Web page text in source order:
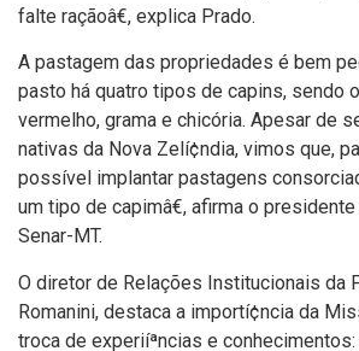
falte raçãoâ€, explica Prado.
A pastagem das propriedades é bem
pasto há quatro tipos de capins, sendo
vermelho, grama e chicória. Apesar de
nativas da Nova Zelí¢ndia, vimos que,
possí­vel implantar pastagens
um tipo de capimâ€, afirma o
Senar-MT.
O diretor de Relações Institucionais da
Romanini, destaca a importí¢ncia da
troca de experiíªncias e